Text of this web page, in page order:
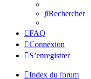
Rechercher
FAQ
Connexion
S’enregistrer
Index du forum